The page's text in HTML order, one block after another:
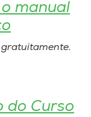
manual
do Curso